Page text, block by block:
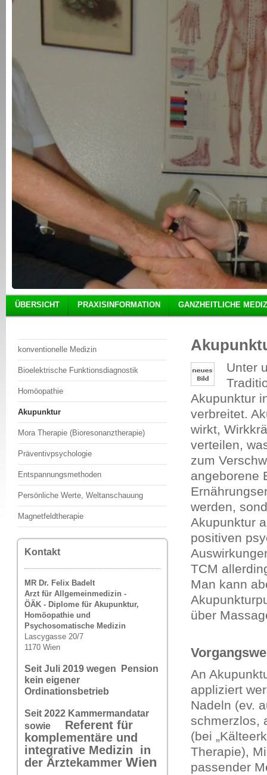
ÜBERSICHT PRAXISINFORMATION GANZHEITLICHE
konventionelle Medizin
Bioelektrische Funktionsdiagnostik
Homöopathie
Akupunktur
Mora Therapie (Bioresonanztherapie)
Präventivpsychologie
Entspannungsmethoden
Persönliche Werte, Weltanschauung
Magnetfeldtherapie
Kontakt
MR Dr. Felix Badelt
Arzt für Allgemeinmedizin -
ÖÄK - Diplome für Akupunktur,
Homöopathie und
Psychosomatische Medizin
Lascygasse 20/7
1170 Wien
Seit Juli 2019 wegen Pension
kein eigener
Ordinationsbetrieb
Seit 2022 Kammermandatar
sowie
Referent für
komplementäre und
integrative Medizin in
der Ärztekammer Wien
Unter
Akupunktur
verbreitet.
wirkt,
verteilen,
zum
angeborene
werden,
Akupunktur
positiven
TCM
Man kann
über
An
appliziert
Nadeln (ev.
schmerzlos,
(bei
Therapie),
passender